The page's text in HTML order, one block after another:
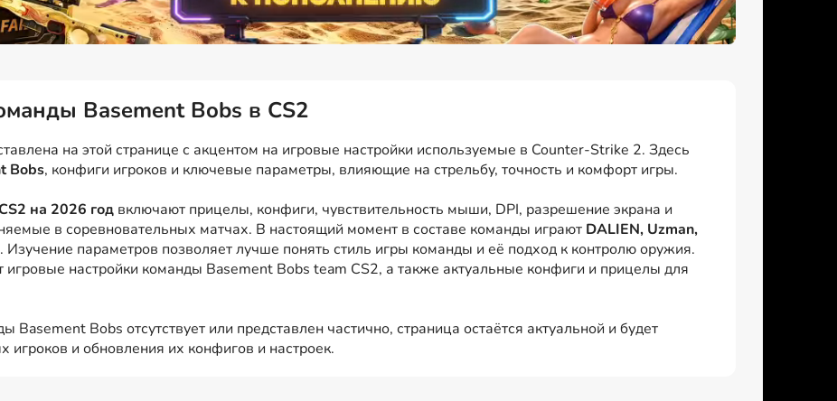
Basement Bobs в CS2
на этой странице с акцентом на игровые настройки используемые в Counter-Strike 2. Здесь
Bobs, конфиги игроков и ключевые параметры, влияющие на стрельбу, точность и комфорт игры.
на 2026 год включают прицелы, конфиги, чувствительность мыши, DPI, разрешение экрана и
в соревновательных матчах. В настоящий момент в составе команды играют DALIEN, Uzman,
. Изучение параметров позволяет лучше понять стиль игры команды и её подход к контролю оружия.
игровые настройки команды Basement Bobs team CS2, а также актуальные конфиги и прицелы для
Bobs отсутствует или представлен частично, страница остаётся актуальной и будет
и обновления их конфигов и настроек.